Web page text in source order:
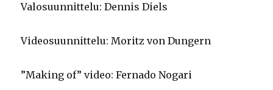
Valosuunnittelu: Dennis Diels
Videosuunnittelu: Moritz von Dungern
”Making of” video: Fernado Nogari